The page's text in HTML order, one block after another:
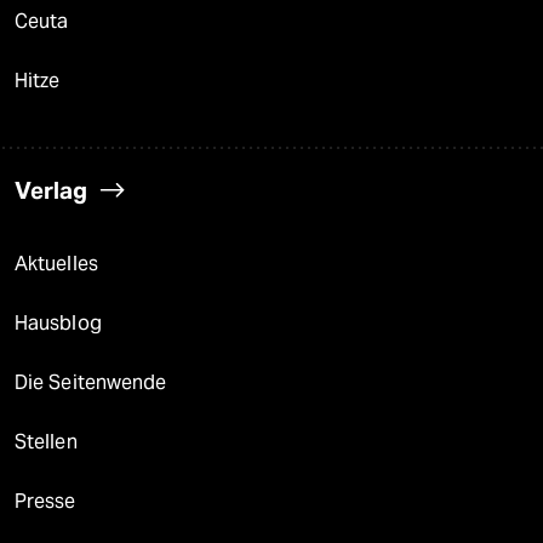
Ceuta
Hitze
Verlag
Aktuelles
Hausblog
Die Seitenwende
Stellen
Presse